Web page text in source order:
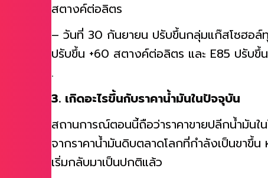
สตางค์ต่อลิตร
– วันที่ 30 กันยายน ปรับขึ้นกลุ่มแก๊สโซฮอ
ปรับขึ้น +60 สตางค์ต่อลิตร และ E85 ปรับ
.
3. เกิดอะไรขึ้นกับราคาน้ำมันในปัจจุบัน
สถานการณ์ตอนนี้ถือว่าราคาขายปลีกน้ำมัน
จากราคาน้ำมันดิบตลาดโลกที่กำลังเป็นขาขึ้
เริ่มกลับมาเป็นปกติแล้ว